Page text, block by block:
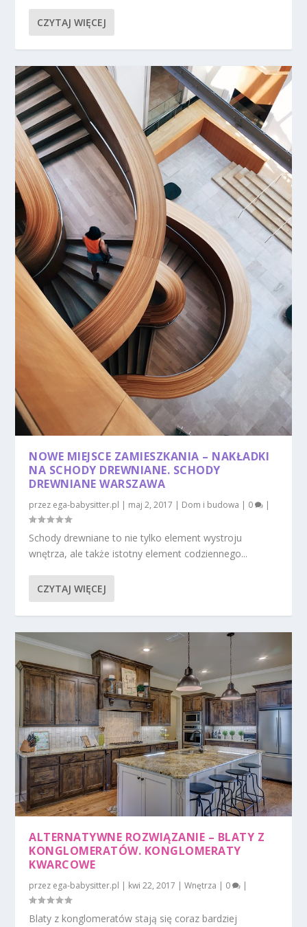
CZYTAJ WIĘCEJ
NOWE MIEJSCE ZAMIESZKANIA – NAKŁADKI
NA SCHODY DREWNIANE. SCHODY
DREWNIANE WARSZAWA
przez ega-babysitter.pl | maj 2, 2017 | Dom i budowa | 0 |
Schody drewniane to nie tylko element wystroju
wnętrza, ale także istotny element codziennego...
CZYTAJ WIĘCEJ
ALTERNATYWNE ROZWIĄZANIE – BLATY Z
KONGLOMERATÓW. KONGLOMERATY
KWARCOWE
przez ega-babysitter.pl | kwi 22, 2017 |Wnętrza | 0 |
Blaty z konglomeratów stają się coraz bardziej